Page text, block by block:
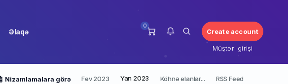
Əlaqə
0
Create account
Müştəri girişi
Nizamlamalara görə Fev 2023 Yan 2023 Köhnə elanlar... RSS Feed